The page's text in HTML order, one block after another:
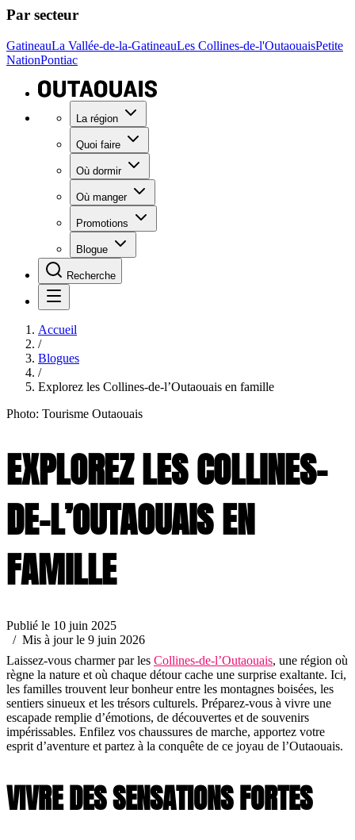
Par secteur
GatineauLa Vallée-de-la-GatineauLes Collines-de-l'OutaouaisPetite
NationPontiac
La région
Quoi faire
Où dormir
Où manger
Promotions
Blogue
Recherche
Accueil
/
Blogues
/
Explorez les Collines-de-l’Outaouais en famille
Photo: Tourisme Outaouais
EXPLOREZ LES COLLINES-
DE-L’OUTAOUAIS EN
FAMILLE
Publié le 10 juin 2025
/ Mis à jour le 9 juin 2026
Laissez-vous charmer par les Collines-de-l’Outaouais, une région où
règne la nature et où chaque détour cache une surprise exaltante. Ici,
les familles trouvent leur bonheur entre les montagnes boisées, les
sentiers sinueux et les trésors culturels. Préparez-vous à vivre une
escapade remplie d’émotions, de découvertes et de souvenirs
impérissables. Enfilez vos chaussures de marche, apportez votre
esprit d’aventure et partez à la conquête de ce joyau de l’Outaouais.
VIVRE DES SENSATIONS FORTES